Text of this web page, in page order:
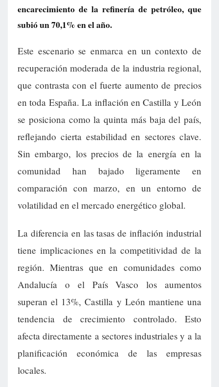
encarecimiento de la refinería de petróleo, que
subió un 70,1% en el año.
Este escenario se enmarca en un contexto de
recuperación moderada de la industria regional,
que contrasta con el fuerte aumento de precios
en toda España. La inflación en Castilla y León
se posiciona como la quinta más baja del país,
reflejando cierta estabilidad en sectores clave.
Sin embargo, los precios de la energía en la
comunidad han bajado ligeramente en
comparación con marzo, en un entorno de
volatilidad en el mercado energético global.
La diferencia en las tasas de inflación industrial
tiene implicaciones en la competitividad de la
región. Mientras que en comunidades como
Andalucía o el País Vasco los aumentos
superan el 13%, Castilla y León mantiene una
tendencia de crecimiento controlado. Esto
afecta directamente a sectores industriales y a la
planificación económica de las empresas
locales.